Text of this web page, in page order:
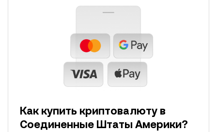
Как купить криптовалюту в
Соединенные Штаты Америки?